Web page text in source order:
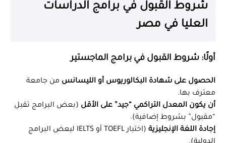
شروط القبول في برامج الدراسات
العليا في مصر
أولًا: شروط القبول في برامج الماجستير
الحصول على شهادة البكالوريوس أو الليسانس من جامعة
معترف بها.
أن يكون المعدل التراكمي “جيد” على الأقل (بعض البرامج تقبل
“مقبول” بشروط إضافية).
إجادة اللغة الإنجليزية
(اختبار TOEFL أو IELTS لبعض البرامج